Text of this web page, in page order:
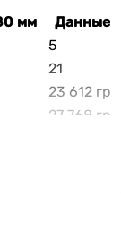
мм
Данные
5
21
23 612 грн
27 768 грн
магазине